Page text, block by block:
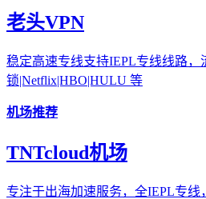
老头VPN
稳定高速专线支持IEPL专线线路，
锁|Netflix|HBO|HULU 等
机场推荐
TNTcloud机场
专注于出海加速服务，全IEPL专线